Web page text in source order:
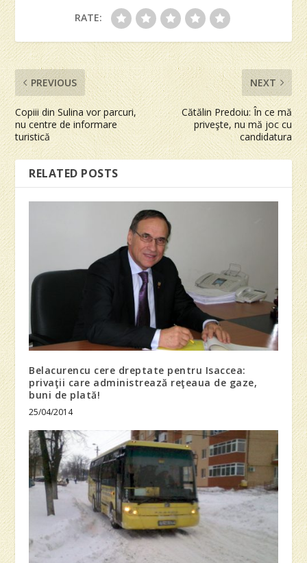
RATE:
PREVIOUS
Copiii din Sulina vor parcuri,
nu centre de informare
turistică
NEXT
Cătălin Predoiu: În ce mă
priveşte, nu mă joc cu
candidatura
RELATED POSTS
Belacurencu cere dreptate pentru Isaccea:
privaţii care administrează reţeaua de gaze,
buni de plată!
25/04/2014